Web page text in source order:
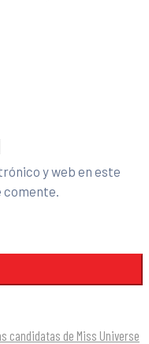
y web en este
comente.
candidatas de Miss Universe